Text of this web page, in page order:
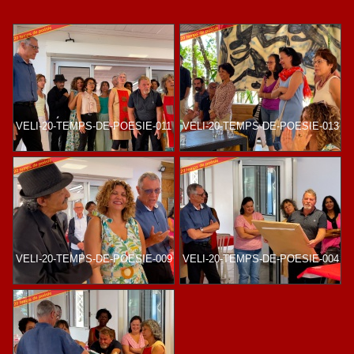
VELI-20-TEMPS-DE-POESIE-011 VELI-20-TEMPS-DE-POESIE-013
VELI-20-TEMPS-DE-POESIE-009 VELI-20-TEMPS-DE-POESIE-004